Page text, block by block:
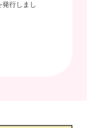
発行しまし